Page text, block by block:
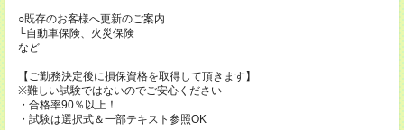
○既存のお客様へ更新のご案内
└自動車保険、火災保険
など
【ご勤務決定後に損保資格を取得して頂きます】
※難しい試験ではないのでご安心ください
・合格率90％以上！
・試験は選択式＆一部テキスト参照OK